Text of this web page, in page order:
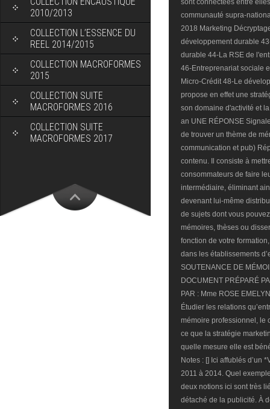
2010/2013
COLLECTION L’ESSENCE DU
REEL 2014/2015
COLLECTION MACROFORMES
2015
COLLECTION SUITE
MACROFORMES 2016
COLLECTION SUITE
MACROFORMES 2017